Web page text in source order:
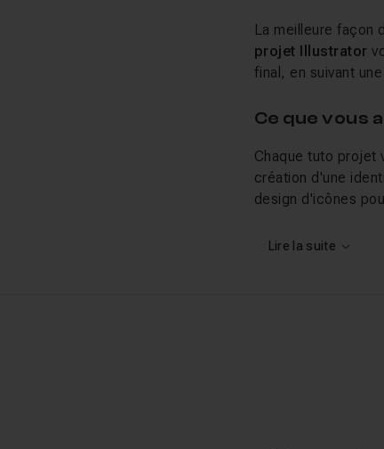
La meilleure façon
projet Illustrator
final, en suivant
Ce que vous
Chaque tuto projet
création d'une
design d'icônes
simultanément
Lire la suite